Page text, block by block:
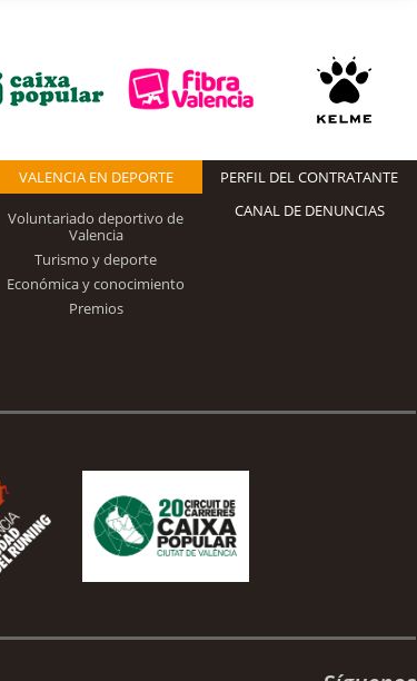
VALENCIA EN DEPORTE
Voluntariado deportivo de
Valencia
Turismo y deporte
Económica y conocimiento
Premios
PERFIL DEL CONTRATANTE
CANAL DE DENUNCIAS